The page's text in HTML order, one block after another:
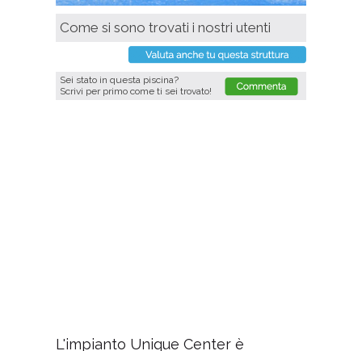
Come si sono trovati i nostri utenti
Sei stato in questa piscina?
Scrivi per primo come ti sei trovato!
L'impianto Unique Center è